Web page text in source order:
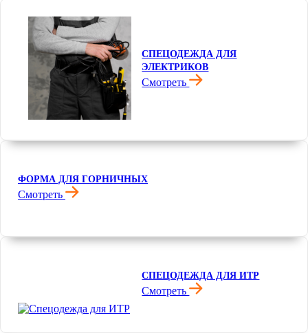
СПЕЦОДЕЖДА ДЛЯ
ЭЛЕКТРИКОВ
Смотреть
ФОРМА ДЛЯ ГОРНИЧНЫХ
Смотреть
СПЕЦОДЕЖДА ДЛЯ ИТР
Смотреть